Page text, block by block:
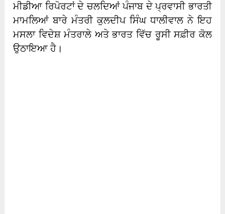
ਮੀਡੀਆ ਰਿਪੋਰਟਾਂ ਦੇ ਚਲਦਿਆਂ ਪੰਜਾਬ ਦੇ ਪ੍ਰਵਾਸੀ ਭਾਰਤੀ
ਮਾਮਲਿਆਂ ਬਾਰੇ ਮੰਤਰੀ ਕੁਲਦੀਪ ਸਿੰਘ ਧਾਲੀਵਾਲ ਨੇ ਇਹ
ਮਸਲਾ ਵਿਦੇਸ਼ ਮੰਤਰਾਲੇ ਅਤੇ ਭਾਰਤ ਵਿੱਚ ਰੂਸੀ ਸਫ਼ੀਰ ਕੋਲ
ਉਠਾਇਆ ਹੈ।